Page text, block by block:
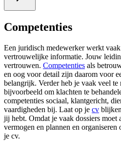
Competenties
Een juridisch medewerker werkt
vertrouwelijke informatie. Jouw
vertrouwen. Competenties als
en oog voor detail zijn daarom voor
belangrijk. Verder heb je vaak veel te
bijvoorbeeld om klachten te
competenties sociaal, klantgericht,
vaardigheden bij. Laat op je cv
jij hebt. Omdat je vaak dossiers moet
vermogen en plannen en organiseren
je cv.